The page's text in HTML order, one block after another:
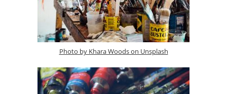
Photo by Khara Woods on Unsplash